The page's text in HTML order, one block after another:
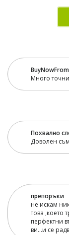
Много
Похвално
Доволен
препоръки
не искам
това ,което
перфектни
ви...и се